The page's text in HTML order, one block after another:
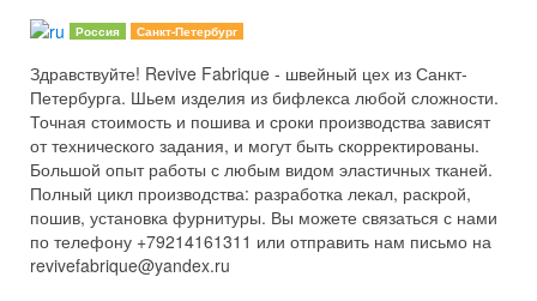
Россия Санкт-Петербург
Здравствуйте! Revive Fabrique - швейный цех из Санкт-
Петербурга. Шьем изделия из бифлекса любой сложности.
Точная стоимость и пошива и сроки производства зависят
от технического задания, и могут быть скорректированы.
Большой опыт работы с любым видом эластичных тканей.
Полный цикл производства: разработка лекал, раскрой,
пошив, установка фурнитуры. Вы можете связаться с нами
по телефону +79214161311 или отправить нам письмо на
revivefabrique@yandex.ru